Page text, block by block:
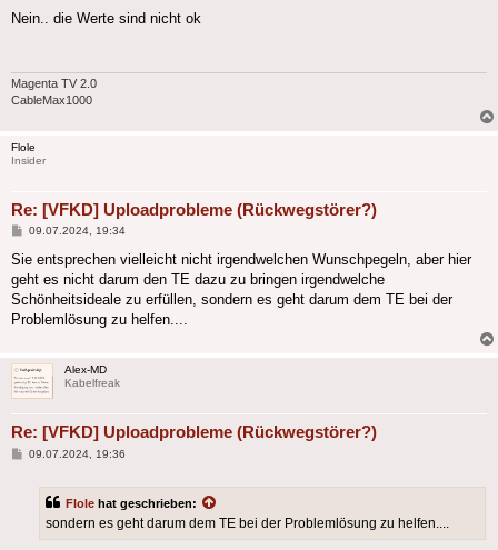
Nein.. die Werte sind nicht ok
Magenta TV 2.0
CableMax1000
Flole
Insider
Re: [VFKD] Uploadprobleme (Rückwegstörer?)
Beitrag
09.07.2024, 19:34
Sie entsprechen vielleicht nicht irgendwelchen Wunschpegeln, aber hier
geht es nicht darum den TE dazu zu bringen irgendwelche
Schönheitsideale zu erfüllen, sondern es geht darum dem TE bei der
Problemlösung zu helfen....
Alex-MD
Kabelfreak
Re: [VFKD] Uploadprobleme (Rückwegstörer?)
Beitrag
09.07.2024, 19:36
Flole hat geschrieben:
sondern es geht darum dem TE bei der Problemlösung zu helfen....